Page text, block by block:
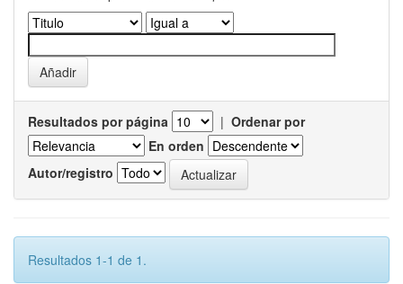
Resultados por página | Ordenar por
En orden
Autor/registro
Resultados 1-1 de 1.